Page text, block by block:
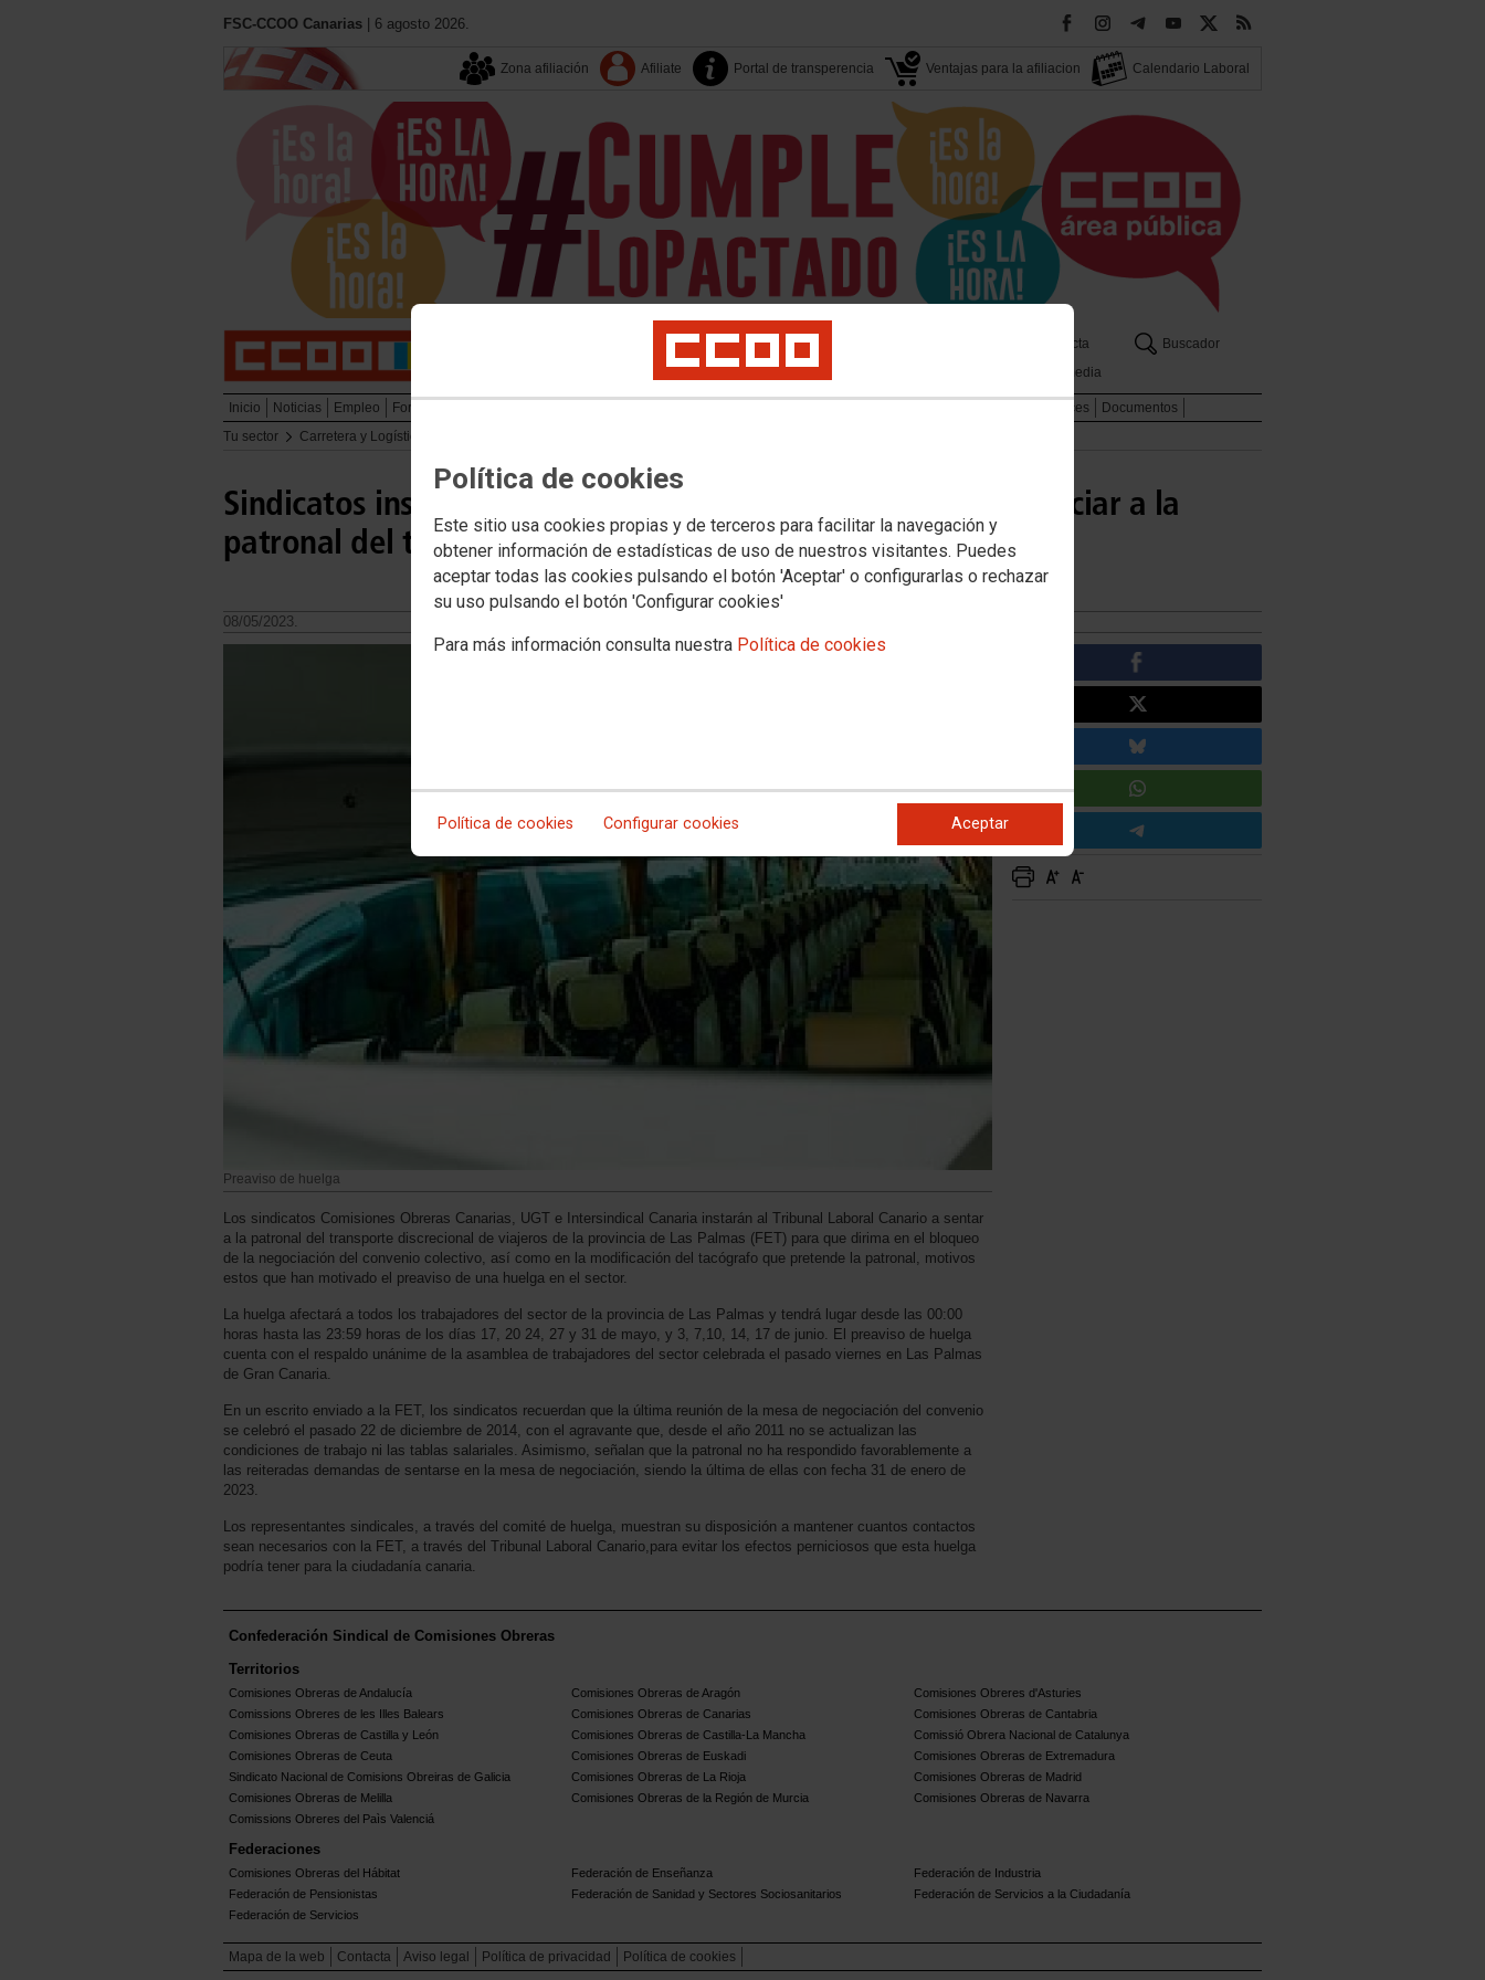
Política de cookies
Este sitio usa cookies propias y de terceros para facilitar la navegación y
obtener información de estadísticas de uso de nuestros visitantes. Puedes
aceptar todas las cookies pulsando el botón 'Aceptar' o configurarlas o rechazar
su uso pulsando el botón 'Configurar cookies'
Para más información consulta nuestra Política de cookies
Política de cookies Configurar cookies Aceptar
FSC-CCOO Canarias | 6 agosto 2026.
Zona afiliación Afiliate Portal de transperencia Ventajas para la afiliacion Calendario Laboral
Tu sindicato Contacta
Buscador
Sectores
Multimedia
Inicio Noticias Empleo Formación Enlaces
Documentos
Tu sector
Carretera y Logística
Sindicatos instan al Tribunal Laboral Canario a sentar a negociar a la
patronal del transporte discrecional
08/05/2023.
Preaviso de huelga
Los sindicatos Comisiones Obreras Canarias, UGT e Intersindical Canaria instarán al Tribunal Laboral Canario a sentar
a la patronal del transporte discrecional de viajeros de la provincia de Las Palmas (FET) para que dirima en el bloqueo
de la negociación del convenio colectivo, así como en la modificación del tacógrafo que pretende la patronal, motivos
estos que han motivado el preaviso de una huelga en el sector.
La huelga afectará a todos los trabajadores del sector de la provincia de Las Palmas y tendrá lugar desde las 00:00
horas hasta las 23:59 horas de los días 17, 20 24, 27 y 31 de mayo, y 3, 7,10, 14, 17 de junio. El preaviso de huelga
cuenta con el respaldo unánime de la asamblea de trabajadores del sector celebrada el pasado viernes en Las Palmas
de Gran Canaria.
En un escrito enviado a la FET, los sindicatos recuerdan que la última reunión de la mesa de negociación del convenio
se celebró el pasado 22 de diciembre de 2014, con el agravante que, desde el año 2011 no se actualizan las
condiciones de trabajo ni las tablas salariales. Asimismo, señalan que la patronal no ha respondido favorablemente a
las reiteradas demandas de sentarse en la mesa de negociación, siendo la última de ellas con fecha 31 de enero de
2023.
Los representantes sindicales, a través del comité de huelga, muestran su disposición a mantener cuantos contactos
sean necesarios con la FET, a través del Tribunal Laboral Canario,para evitar los efectos perniciosos que esta huelga
podría tener para la ciudadanía canaria.
Confederación Sindical de Comisiones Obreras
Territorios
Comisiones Obreras de Andalucía Comisiones Obreras de Aragón
Comisiones Obreres d'Asturies
Comissions Obreres de les Illes Balears
Comisiones Obreras de Canarias
Comisiones Obreras de Cantabria
Comisiones Obreras de Castilla y León
Comisiones Obreras de Castilla-La Mancha
Comissió Obrera Nacional de Catalunya
Comisiones Obreras de Ceuta
Comisiones Obreras de Euskadi
Comisiones Obreras de Extremadura
Sindicato Nacional de Comisions Obreiras de Galicia
Comisiones Obreras de La Rioja
Comisiones Obreras de Madrid
Comisiones Obreras de Melilla
Comisiones Obreras de la Región de Murcia
Comisiones Obreras de Navarra
Comissions Obreres del Paìs Valenciá
Federaciones
Comisiones Obreras del Hábitat Federación de Enseñanza
Federación de Industria
Federación de Pensionistas
Federación de Sanidad y Sectores Sociosanitarios
Federación de Servicios a la Ciudadanía
Federación de Servicios
Mapa de la web Contacta Aviso legal Política de privacidad Política de cookies